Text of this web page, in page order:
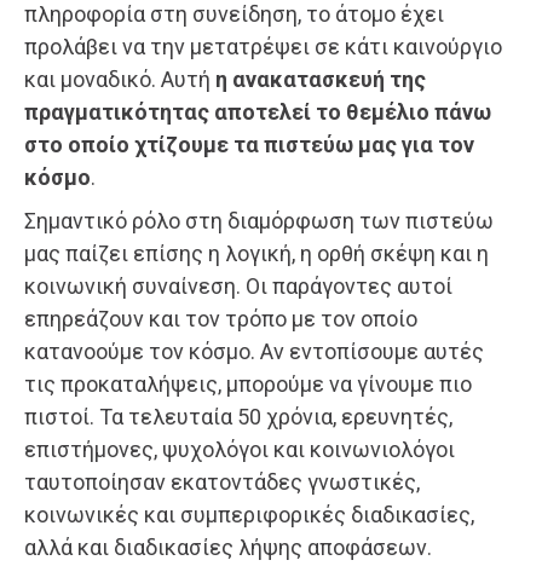
πληροφορία στη συνείδηση, το άτομο έχει
προλάβει να την μετατρέψει σε κάτι καινούργιο
και μοναδικό. Αυτή η ανακατασκευή της
πραγματικότητας αποτελεί το θεμέλιο πάνω
στο οποίο χτίζουμε τα πιστεύω μας για τον
κόσμο.
Σημαντικό ρόλο στη διαμόρφωση των πιστεύω
μας παίζει επίσης η λογική, η ορθή σκέψη και η
κοινωνική συναίνεση. Οι παράγοντες αυτοί
επηρεάζουν και τον τρόπο με τον οποίο
κατανοούμε τον κόσμο. Αν εντοπίσουμε αυτές
τις προκαταλήψεις, μπορούμε να γίνουμε πιο
πιστοί. Τα τελευταία 50 χρόνια, ερευνητές,
επιστήμονες, ψυχολόγοι και κοινωνιολόγοι
ταυτοποίησαν εκατοντάδες γνωστικές,
κοινωνικές και συμπεριφορικές διαδικασίες,
αλλά και διαδικασίες λήψης αποφάσεων.